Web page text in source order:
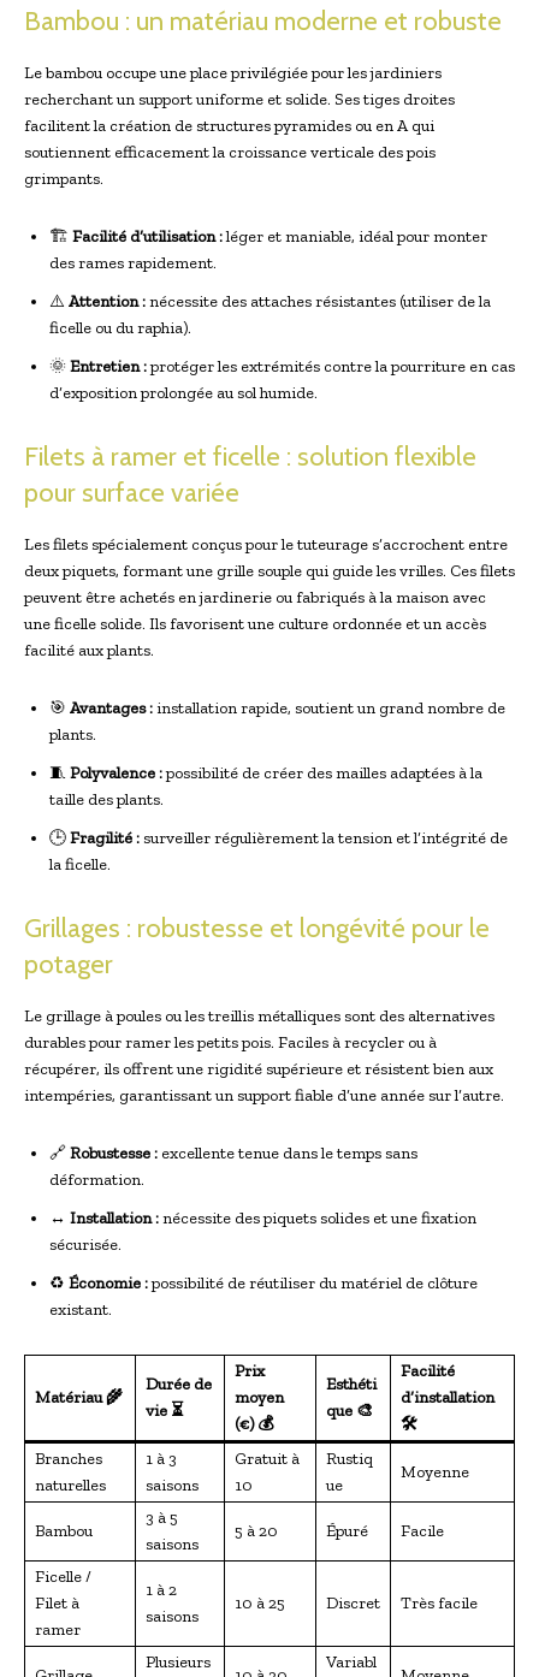
Bambou : un matériau moderne et robuste
Le bambou occupe une place privilégiée pour les jardiniers
recherchant un support uniforme et solide. Ses tiges droites
facilitent la création de structures pyramides ou en A qui
soutiennent efficacement la croissance verticale des pois
grimpants.
🏗️ Facilité d’utilisation :léger et maniable, idéal pour monter
des rames rapidement.
⚠️ Attention :nécessite des attaches résistantes (utiliser de la
ficelle ou du raphia).
🌞Entretien :protéger les extrémités contre la pourriture en cas
d’exposition prolongée au sol humide.
Filets à ramer et ficelle : solution flexible
pour surface variée
Les filets spécialement conçus pour le tuteurage s’accrochent entre
deux piquets, formant une grille souple qui guide les vrilles. Ces filets
peuvent être achetés en jardinerie ou fabriqués à la maison avec
une ficelle solide. Ils favorisent une culture ordonnée et un accès
facilité aux plants.
🎯 Avantages : installation rapide, soutient un grand nombre de
plants.
🧵Polyvalence :possibilité de créer des mailles adaptées à la
taille des plants.
🕒Fragilité : surveiller régulièrement la tension et l’intégrité de
la ficelle.
Grillages : robustesse et longévité pour le
potager
Le grillage à poules ou les treillis métalliques sont des alternatives
durables pour ramer les petits pois. Faciles à recycler ou à
récupérer, ils offrent une rigidité supérieure et résistent bien aux
intempéries, garantissant un support fiable d’une année sur l’autre.
🔗Robustesse : excellente tenue dans le temps sans
déformation.
↔️ Installation :nécessite des piquets solides et une fixation
sécurisée.
♻️ Économie :possibilité de réutiliser du matériel de clôture
existant.
Matériau 🌾
Durée de
vie ⏳
Prix
moyen
(€) 💰
Esthéti
que 🎨
Facilité
d’installation
🛠️
Branches
naturelles
1 à 3
saisons
Gratuit à
10
Rustiq
ue
Moyenne
Bambou
3 à 5
saisons
5 à 20 Épuré Facile
Ficelle /
Filet à
ramer
1 à 2
saisons
10 à 25 Discret Très facile
Plusieurs Variabl